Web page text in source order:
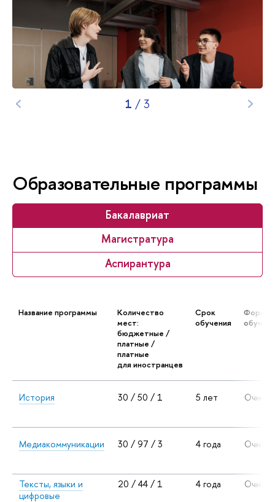
1 / 3
Образовательные программы
Бакалавриат
Магистратура
Аспирантура
Название программы
Количество
мест:
бюджетные /
платные /
платные
для иностранцев
Срок
обучения
Форма
История 30 / 50 / 1 5 лет Очная
Медиакоммуникации 30 / 97 / 3 4 года Очная
Тексты, языки и
цифровые
20 / 44 / 1 4 года Очная